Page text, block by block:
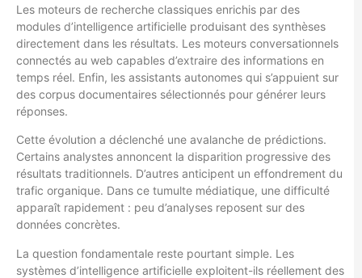
Les moteurs de recherche classiques enrichis par des
modules d’intelligence artificielle produisant des synthèses
directement dans les résultats. Les moteurs conversationnels
connectés au web capables d’extraire des informations en
temps réel. Enfin, les assistants autonomes qui s’appuient sur
des corpus documentaires sélectionnés pour générer leurs
réponses.
Cette évolution a déclenché une avalanche de prédictions.
Certains analystes annoncent la disparition progressive des
résultats traditionnels. D’autres anticipent un effondrement du
trafic organique. Dans ce tumulte médiatique, une difficulté
apparaît rapidement : peu d’analyses reposent sur des
données concrètes.
La question fondamentale reste pourtant simple. Les
systèmes d’intelligence artificielle exploitent-ils réellement des